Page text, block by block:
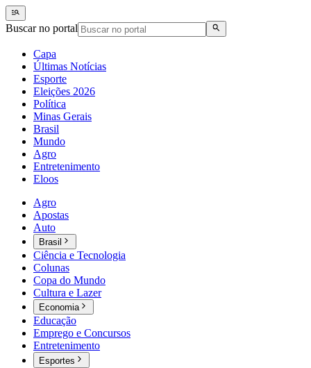
Buscar no portal
Capa
Últimas Notícias
Esporte
Eleições 2026
Política
Minas Gerais
Brasil
Mundo
Agro
Entretenimento
Eloos
Agro
Apostas
Auto
Brasil
Ciência e Tecnologia
Colunas
Copa do Mundo
Cultura e Lazer
Economia
Educação
Emprego e Concursos
Entretenimento
Esportes